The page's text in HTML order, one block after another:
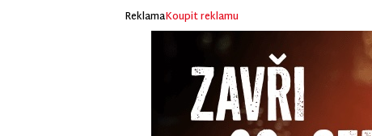
ReklamaKoupit reklamu